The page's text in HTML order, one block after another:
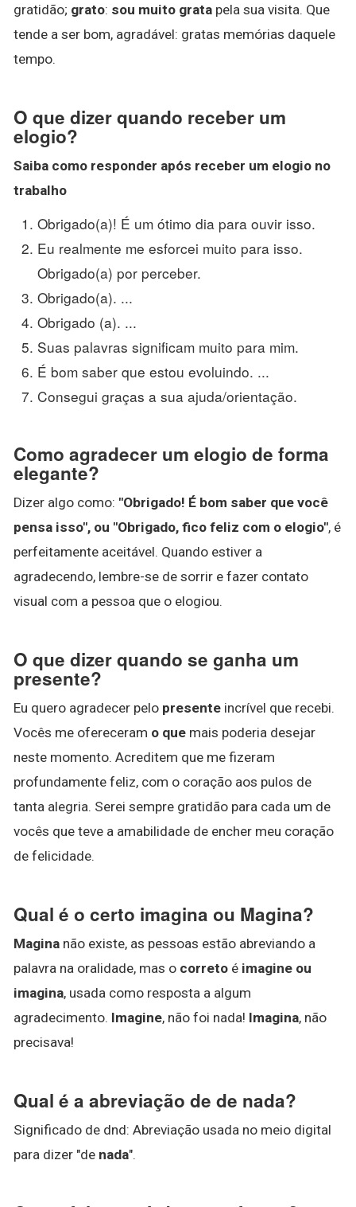
gratidão; grato: sou muito grata pela sua visita. Que
tende a ser bom, agradável: gratas memórias daquele
tempo.
O que dizer quando receber um
elogio?
Saiba como responder após receber um elogio no
trabalho
Obrigado(a)! É um ótimo dia para ouvir isso.
Eu realmente me esforcei muito para isso.
Obrigado(a) por perceber.
Obrigado(a). ...
Obrigado (a). ...
Suas palavras significam muito para mim.
É bom saber que estou evoluindo. ...
Consegui graças a sua ajuda/orientação.
Como agradecer um elogio de forma
elegante?
Dizer algo como: "Obrigado! É bom saber que você
pensa isso", ou "Obrigado, fico feliz com o elogio", é
perfeitamente aceitável. Quando estiver a
agradecendo, lembre-se de sorrir e fazer contato
visual com a pessoa que o elogiou.
O que dizer quando se ganha um
presente?
Eu quero agradecer pelo presente incrível que recebi.
Vocês me ofereceram o que mais poderia desejar
neste momento. Acreditem que me fizeram
profundamente feliz, com o coração aos pulos de
tanta alegria. Serei sempre gratidão para cada um de
vocês que teve a amabilidade de encher meu coração
de felicidade.
Qual é o certo imagina ou Magina?
Magina não existe, as pessoas estão abreviando a
palavra na oralidade, mas o correto é imagine ou
imagina, usada como resposta a algum
agradecimento. Imagine, não foi nada! Imagina, não
precisava!
Qual é a abreviação de de nada?
Significado de dnd: Abreviação usada no meio digital
para dizer "de nada".